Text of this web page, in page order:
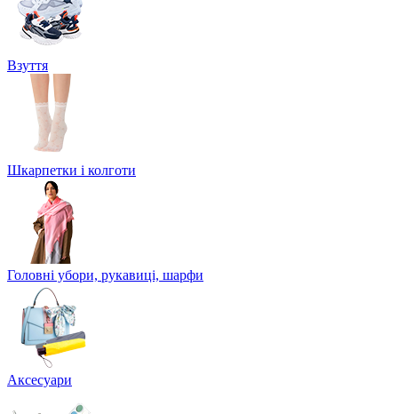
Взуття
Шкарпетки і колготи
Головні убори, рукавиці, шарфи
Аксесуари